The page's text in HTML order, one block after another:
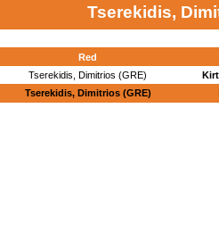
Tserekidis,
Red
Tserekidis, Dimitrios (GRE)
Tserekidis, Dimitrios (GRE)